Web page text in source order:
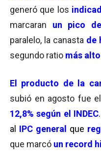
generó que los
marcaran un pico
paralelo, la canasta de
segundo ratio más
El producto de la
subió en agosto fue el
12,8% según el INDEC
al IPC general que
que marcó un record